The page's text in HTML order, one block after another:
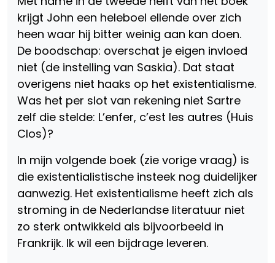
krijgt John een heleboel ellende over zich
heen waar hij bitter weinig aan kan doen.
De boodschap: overschat je eigen invloed
niet (de instelling van Saskia). Dat staat
overigens niet haaks op het existentialisme.
Was het per slot van rekening niet Sartre
zelf die stelde: L’enfer, c’est les autres (Huis
Clos)?
In mijn volgende boek (zie vorige vraag) is
die existentialistische insteek nog duidelijker
aanwezig. Het existentialisme heeft zich als
stroming in de Nederlandse literatuur niet
zo sterk ontwikkeld als bijvoorbeeld in
Frankrijk. Ik wil een bijdrage leveren.